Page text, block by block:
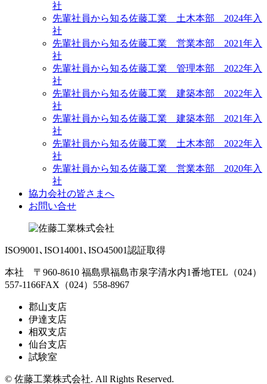
社
先輩社員から知る佐藤工業 土木本部 2024年入
社
先輩社員から知る佐藤工業 営業本部 2021年入
社
先輩社員から知る佐藤工業 管理本部 2022年入
社
先輩社員から知る佐藤工業 建築本部 2022年入
社
先輩社員から知る佐藤工業 建築本部 2021年入
社
先輩社員から知る佐藤工業 土木本部 2022年入
社
先輩社員から知る佐藤工業 営業本部 2020年入
社
協力会社の皆さまへ
お問い合せ
ISO9001､ISO14001､ISO45001認証取得
本社 〒960-8610 福島県福島市泉字清水内1番地TEL（024）
557-1166FAX（024）558-8967
郡山支店
伊達支店
相双支店
仙台支店
試験室
© 佐藤工業株式会社. All Rights Reserved.